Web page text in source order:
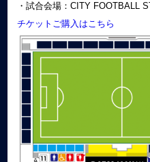
・試合会場：CITY FOOTBALL
チケットご購入はこちら